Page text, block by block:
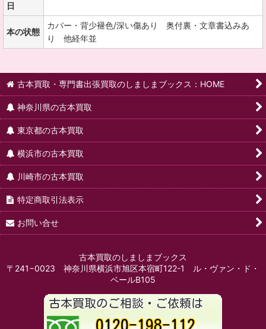
日
本の状態
カバー・背少褪色/深い傷あり 奥付裏・文章書込みあ
り 他経年並
古本買取・専門書出張買取のしましまブックス：HOME
神奈川県の古本買取
東京都の古本買取
横浜市の古本買取
川崎市の古本買取
特定商取引法表示
お問い合せ
古本買取のしましまブックス
〒241−0023 神奈川県横浜市旭区本宿町122-1 ル・ヴァン・ド・
ベールB105